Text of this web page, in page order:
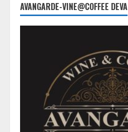
AVANGARDE-VINE@COFFEE DEVA